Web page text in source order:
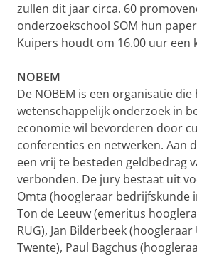
zullen dit jaar circa. 60
onderzoekschool SOM hun
Kuipers houdt om 16.00 uur een
NOBEM
De NOBEM is een organisatie die
wetenschappelijk onderzoek in
economie wil bevorderen door
conferenties en netwerken. Aan
een vrij te besteden geldbedrag
verbonden. De jury bestaat uit
Omta (hoogleraar bedrijfskunde
Ton de Leeuw (emeritus
RUG), Jan Bilderbeek
Twente), Paul Bagchus